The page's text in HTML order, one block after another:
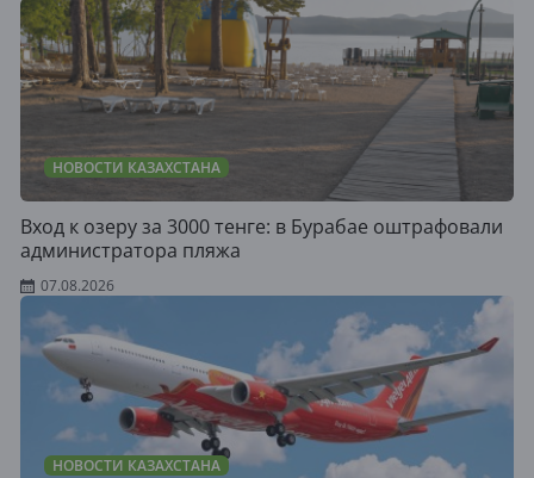
НОВОСТИ КАЗАХСТАНА
Вход к озеру за 3000 тенге: в Бурабае оштрафовали
администратора пляжа
07.08.2026
НОВОСТИ КАЗАХСТАНА